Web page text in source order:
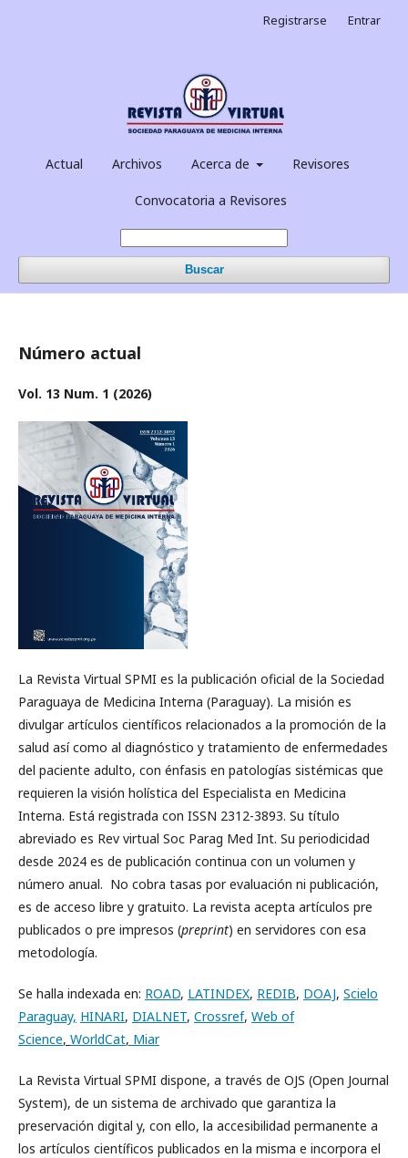
Actual Archivos Acerca de Revisores
Convocatoria a Revisores
Buscar
Registrarse Entrar
Número actual
Vol. 13 Num. 1 (2026)
La Revista Virtual SPMI es la publicación oficial de la Sociedad
Paraguaya de Medicina Interna (Paraguay). La misión es
divulgar artículos científicos relacionados a la promoción de la
salud así como al diagnóstico y tratamiento de enfermedades
del paciente adulto, con énfasis en patologías sistémicas que
requieren la visión holística del Especialista en Medicina
Interna. Está registrada con ISSN 2312-3893. Su título
abreviado es Rev virtual Soc Parag Med Int. Su periodicidad
desde 2024 es de publicación continua con un volumen y
número anual. No cobra tasas por evaluación ni publicación,
es de acceso libre y gratuito. La revista acepta artículos pre
publicados o pre impresos (preprint) en servidores con esa
metodología.
Se halla indexada en: ROAD, LATINDEX, REDIB, DOAJ, Scielo
Paraguay, HINARI, DIALNET, Crossref, Web of
Science, WorldCat, Miar
La Revista Virtual SPMI dispone, a través de OJS (Open Journal
System), de un sistema de archivado que garantiza la
preservación digital y, con ello, la accesibilidad permanente a
los artículos científicos publicados en la misma e incorpora el